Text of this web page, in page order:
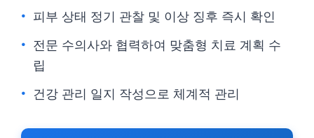
피부 상태 정기 관찰 및 이상 징후 즉시 확인
전문 수의사와 협력하여 맞춤형 치료 계획 수
립
건강 관리 일지 작성으로 체계적 관리